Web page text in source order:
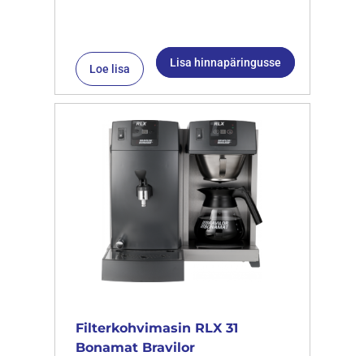
Loe lisa Lisa hinnapäringusse
Filterkohvimasin RLX 31
Bonamat Bravilor